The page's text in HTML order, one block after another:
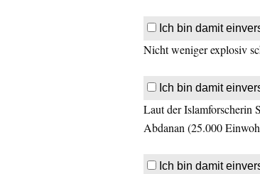
Ich bin damit
Nicht weniger explosiv
Ich bin damit
Laut der Islamforscherin
Abdanan (25.000
Ich bin damit